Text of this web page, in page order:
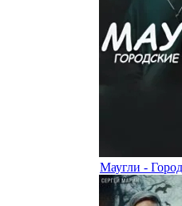
Маугли -